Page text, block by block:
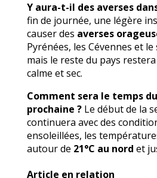
Y aura-t-il des averses
fin de journée, une légère
causer des averses
Pyrénées, les Cévennes et le
mais le reste du pays
calme et sec.
Comment sera le temps
prochaine ?Le début de la
continuera avec des
ensoleillées, les
autour de 21°C au nord et
Article en relation